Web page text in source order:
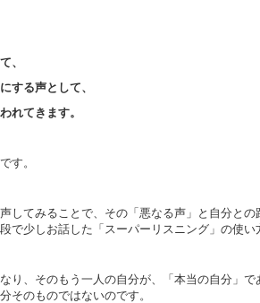
、
する声として、
れてきます。
す。
してみることで、その「悪なる声」と自分
少しお話した「スーパーリスニング」の使い
り、そのもう一人の自分が、「本当の自分」
そのものではないのです。